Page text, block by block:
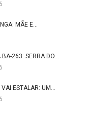
MÃE E…
BA-263: SERRA DO…
VAI ESTALAR: UM…